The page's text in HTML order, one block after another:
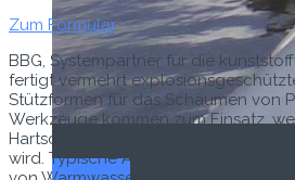
Titel-Thema
Zum Formular
BBG, Sys­tem­part­ner für die
fer­tigt ver­mehrt
Stütz­for­men für das Schäu­men von
Werkzeuge kom­men zum Ein­satz,
Hartschaum bei der Ver­ar­beitung
wird. Typ­is­che Anwen­dun­gen sind